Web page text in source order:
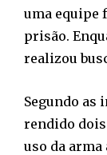
uma equipe
prisão.
realizou
Segundo as
rendido
uso da arma